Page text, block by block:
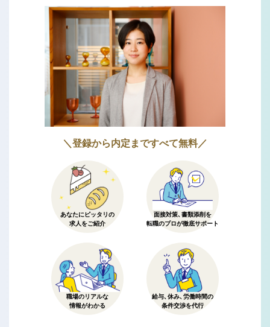
＼登録から内定まですべて無料／
あなたにピッタリの
求人をご紹介
面接対策、書類添削を
転職のプロが徹底サポート
職場のリアルな
情報がわかる
給与、休み、労働時間の
条件交渉を代行